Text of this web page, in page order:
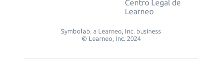
Centro Legal de
Learneo
Symbolab, a Learneo, Inc. business
© Learneo, Inc. 2024